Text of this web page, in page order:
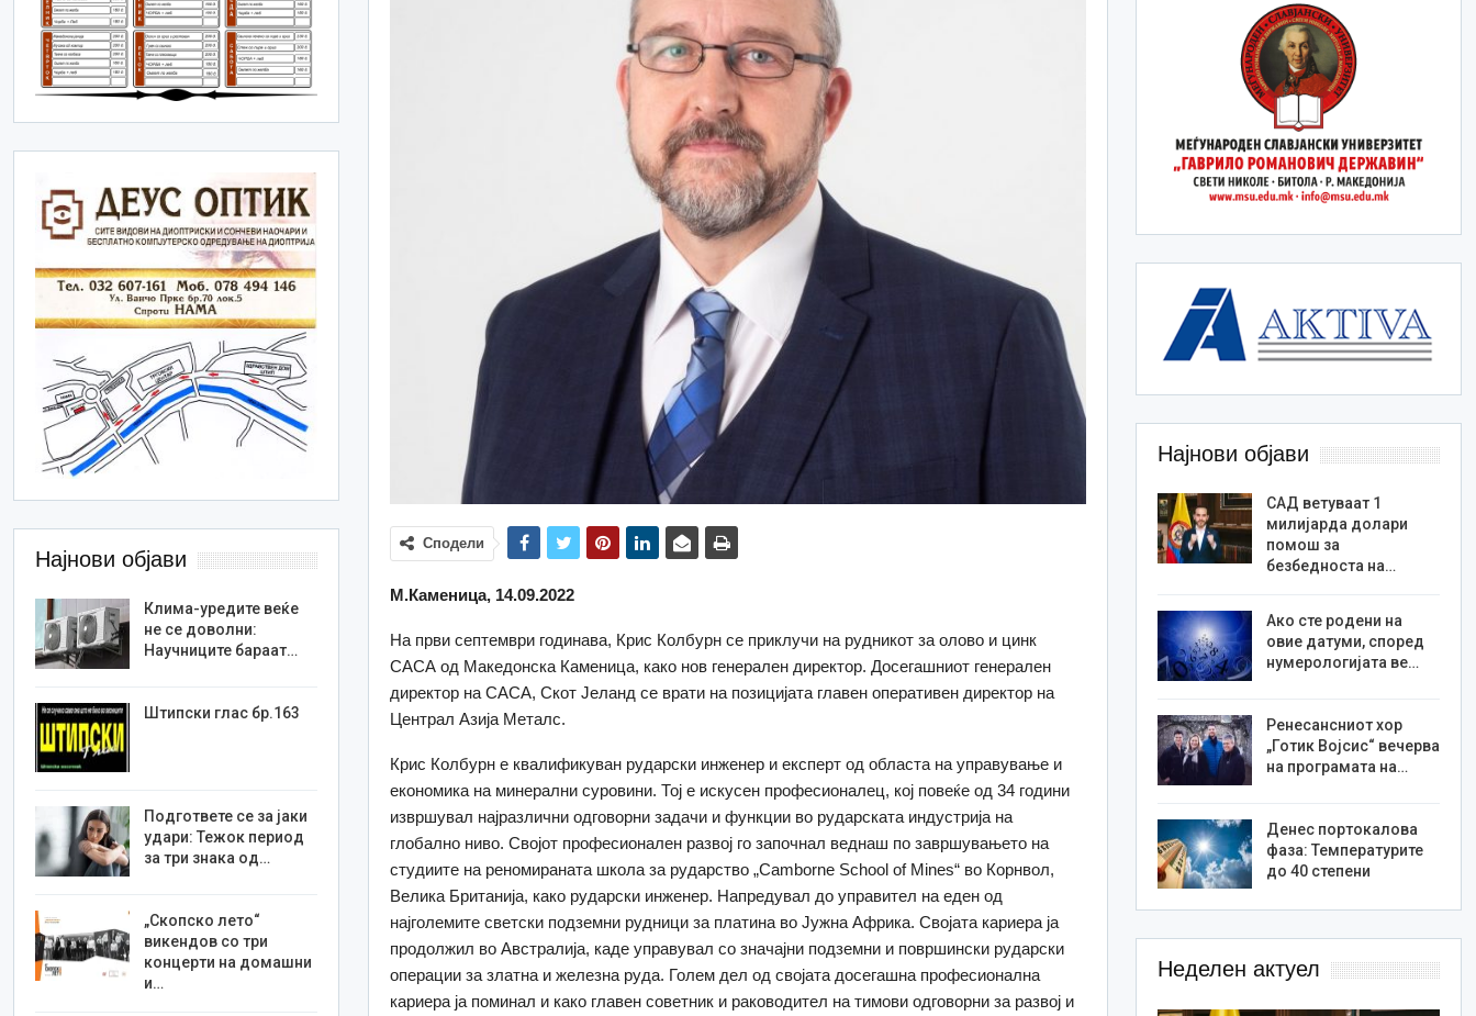
Сподели
М.Каменица, 14.09.2022
На први септември годинава, Крис Колбурн се приклучи на рудникот за олово и цинк
САСА од Македонска Каменица, како нов генерален директор. Досегашниот генерален
директор на САСА, Скот Јеланд се врати на позицијата главен оперативен директор на
Централ Азија Металс.
Крис Колбурн е квалификуван рударски инженер и експерт од областа на управување и
економика на минерални суровини. Тој е искусен професионалец, кој повеќе од 34 години
извршувал најразлични одговорни задачи и функции во рударската индустрија на
глобално ниво. Својот професионален развој го започнал веднаш по завршувањето на
студиите на реномираната школа за рударство „Camborne School of Mines“ во Корнвол,
Велика Британија, како рударски инженер. Напредувал до управител на еден од
најголемите светски подземни рудници за платина во Јужна Африка. Својата кариера ја
продолжил во Австралија, каде управувал со значајни подземни и површински рударски
операции за златна и железна руда. Голем дел од својата досегашна професионална
кариера ја поминал и како главен советник и раководител на тимови одговорни за развој и
Најнови објави
САД ветуваат 1
милијарда долари
помош за
безбедноста на…
Ако сте родени на
овие датуми, според
нумерологијата ве…
Ренесансниот хор
„Готик Војсис“ вечерва
на програмата на…
Денес портокалова
фаза: Температурите
до 40 степени
Неделен актуел
Најнови објави
Клима-уредите веќе
не се доволни:
Научниците бараат…
Штипски глас бр.163
Подгответе се за јаки
удари: Тежок период
за три знака од…
„Скопско лето“
викендов со три
концерти на домашни
и…